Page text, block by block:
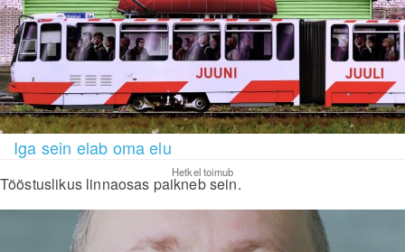
Iga sein elab oma elu
Hetkel toimub
Tööstuslikus linnaosas paikneb sein.